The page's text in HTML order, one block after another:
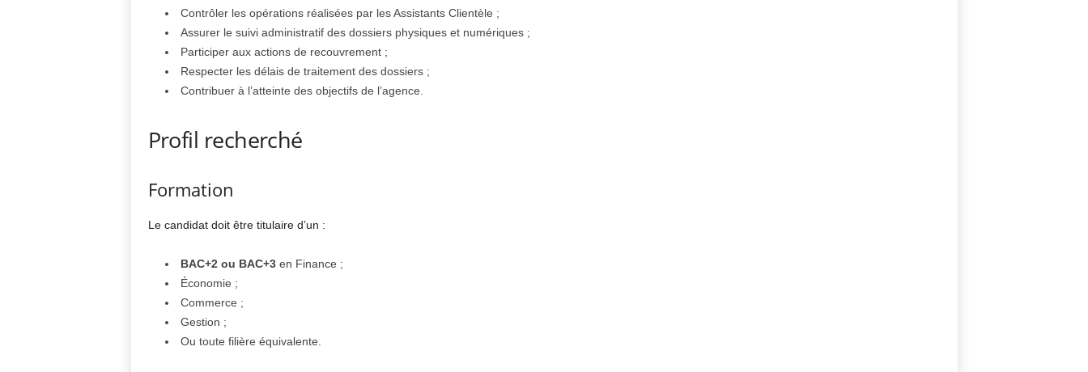
Contrôler les opérations réalisées par les Assistants Clientèle ;
Assurer le suivi administratif des dossiers physiques et numériques ;
Participer aux actions de recouvrement ;
Respecter les délais de traitement des dossiers ;
Contribuer à l’atteinte des objectifs de l’agence.
Profil recherché
Formation
Le candidat doit être titulaire d’un :
BAC+2 ou BAC+3en Finance ;
Économie ;
Commerce ;
Gestion ;
Ou toute filière équivalente.